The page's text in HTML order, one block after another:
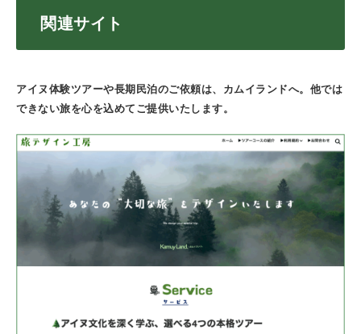
関連サイト
アイヌ体験ツアーや長期民泊のご依頼は、カムイランドへ。他では
できない旅を心を込めてご提供いたします。